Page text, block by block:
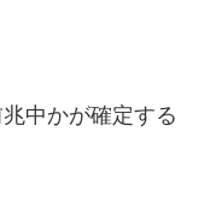
中かが確定する